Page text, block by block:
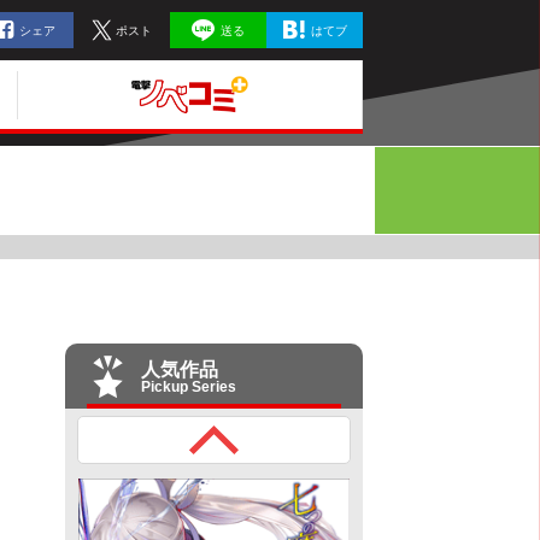
シェア ポスト 送る はてブ
人気作品
Pickup Series